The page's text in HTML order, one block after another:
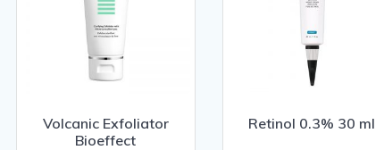
Volcanic Exfoliator
Bioeffect
Retinol 0.3% 30 ml